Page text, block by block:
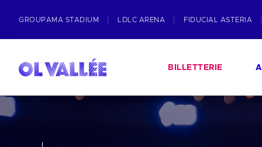
GROUPAMA STADIUM LDLC ARENA FIDUCIAL ASTERIA
BILLETTERIE